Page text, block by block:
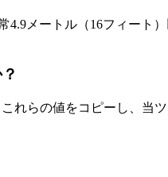
メートル（16フィート
れらの値をコピーし、当